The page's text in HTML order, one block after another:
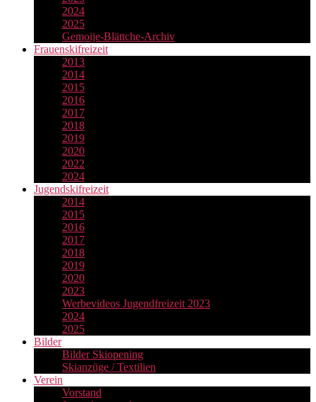
2024
2025
Gemoije-Blättche-Archiv
Frauenskifreizeit
2013
2014
2015
2016
2017
2018
2019
2020
2022
2024
Jugendskifreizeit
2014
2015
2016
2017
2018
2019
2020
2023
Werbevideos Jugendfreizeit 2023
2024
2025
Bilder
Bilder Skiopening
Skianzüge / Textilien
Verein
Vorstand